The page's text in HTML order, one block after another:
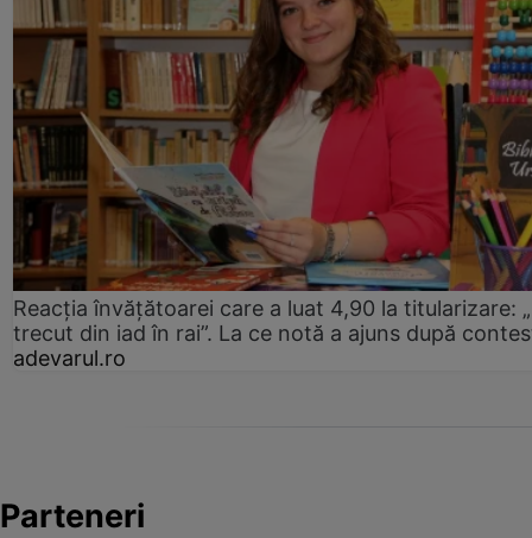
Reacția învățătoarei care a luat 4,90 la titularizare:
trecut din iad în rai”. La ce notă a ajuns după
adevarul.ro
Parteneri